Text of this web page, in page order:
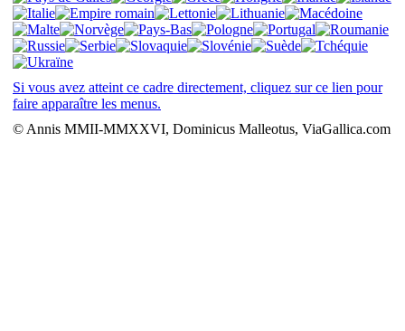
Si vous avez atteint ce cadre directement, cliquez sur ce lien pour
faire apparaître les menus.
© Annis MMII-MMXXVI, Dominicus Malleotus, ViaGallica.com